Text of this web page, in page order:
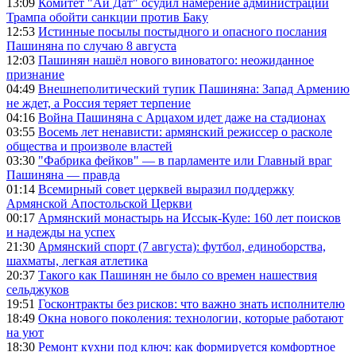
13:09 Комитет "Ай Дат" осудил намерение администрации
Трампа обойти санкции против Баку
12:53 Истинные посылы постыдного и опасного послания
Пашиняна по случаю 8 августа
12:03 Пашинян нашёл нового виноватого: неожиданное
признание
04:49 Внешнеполитический тупик Пашиняна: Запад Армению
не ждет, а Россия теряет терпение
04:16 Война Пашиняна с Арцахом идет даже на стадионах
03:55 Восемь лет ненависти: армянский режиссер о расколе
общества и произволе властей
03:30 "Фабрика фейков" — в парламенте или Главный враг
Пашиняна — правда
01:14 Всемирный совет церквей выразил поддержку
Армянской Апостольской Церкви
00:17 Армянский монастырь на Иссык-Куле: 160 лет поисков
и надежды на успех
21:30 Армянский спорт (7 августа): футбол, единоборства,
шахматы, легкая атлетика
20:37 Такого как Пашинян не было со времен нашествия
сельджуков
19:51 Госконтракты без рисков: что важно знать исполнителю
18:49 Окна нового поколения: технологии, которые работают
на уют
18:30 Ремонт кухни под ключ: как формируется комфортное